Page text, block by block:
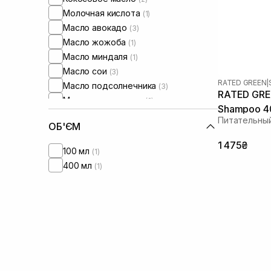
Молочная кислота (1)
Масло авокадо (3)
Масло жожоба (1)
Масло миндаля (1)
Масло сои (3)
Масло подсолнечника (3)
Масло цитрусовых (2)
Протеины
ОБ'ЄМ
100 мл (1)
400 мл (1)
RATED GREEN
RATED
Shampoo
1 475₴